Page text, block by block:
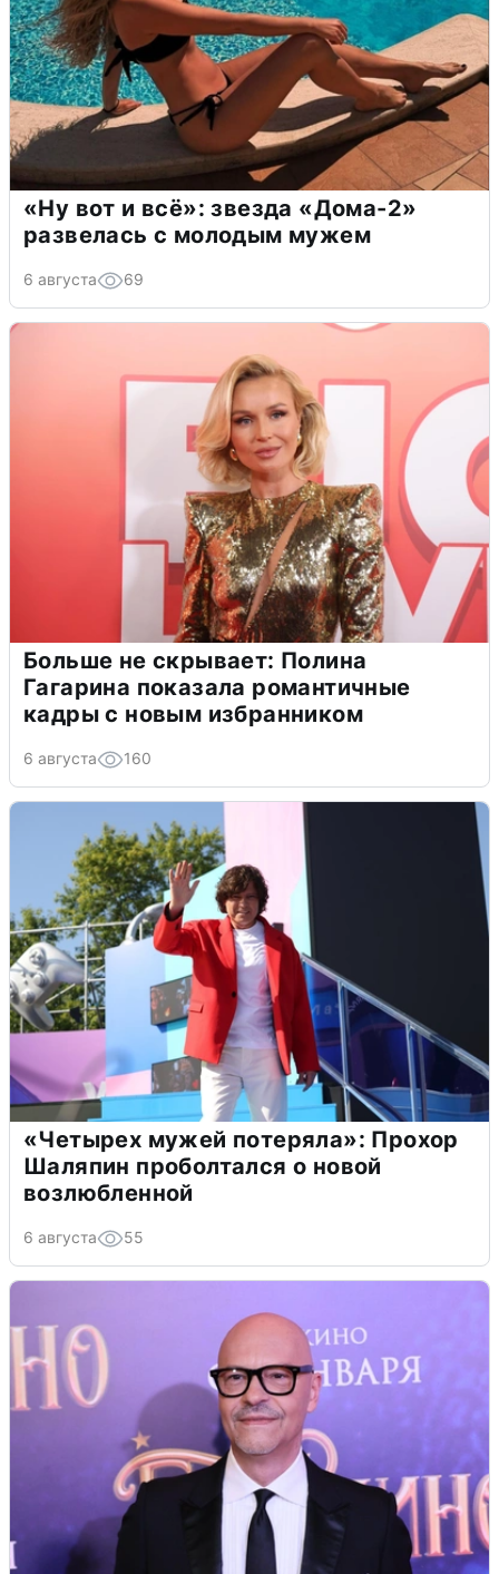
«Ну вот и всё»: звезда «Дома-2»
развелась с молодым мужем
6 августа 69
Больше не скрывает: Полина
Гагарина показала романтичные
кадры с новым избранником
6 августа 160
«Четырех мужей потеряла»: Прохор
Шаляпин проболтался о новой
возлюбленной
6 августа 55